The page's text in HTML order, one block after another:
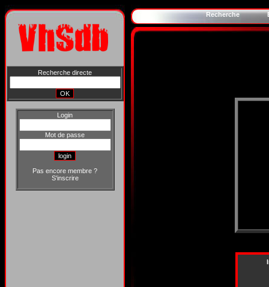
Recherche directe
Login
Mot de passe
Pas encore membre ?
S'inscrire
Recherche